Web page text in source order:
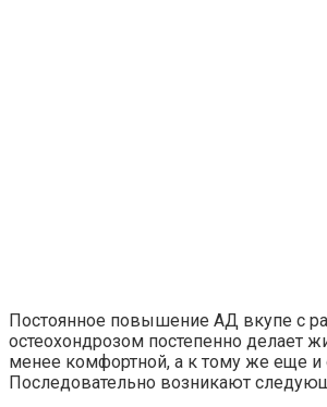
Постоянное повышение АД вкупе с
остеохондрозом постепенно делает
менее комфортной, а к тому же еще и
Последовательно возникают